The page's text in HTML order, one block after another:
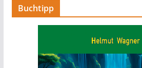
Buchtipp